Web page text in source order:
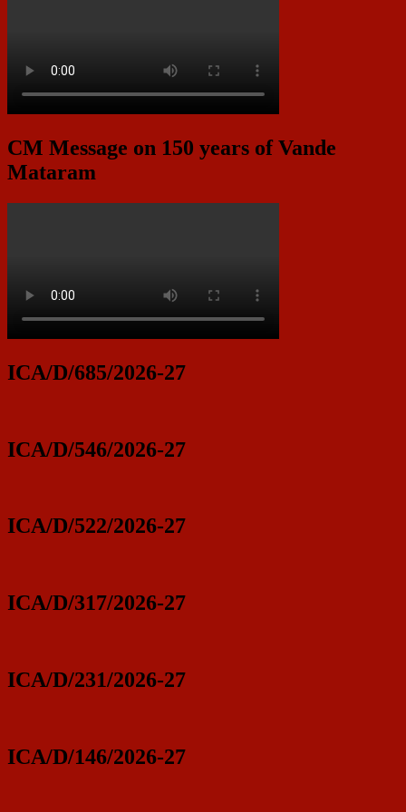
CM Message on 150 years of Vande
Mataram
ICA/D/685/2026-27
ICA/D/546/2026-27
ICA/D/522/2026-27
ICA/D/317/2026-27
ICA/D/231/2026-27
ICA/D/146/2026-27